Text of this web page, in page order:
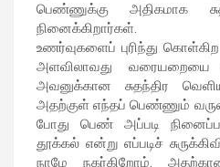
பெண்ணுக்கு அதிகமாக
நினைக்கிறார்கள்.
உணர்வுகளைப் புரிந்து
அளவிலாவது வரையறையை
அவனுக்கான சுதந்திர
அதற்குள் எந்தப் பெண்ணும்
போது பெண் அப்படி
தூக்கல் என்று எப்படிச்
நாமே நகர்கிறோம்.